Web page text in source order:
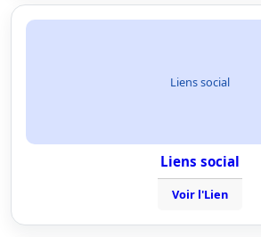
Liens social
Liens social
Voir l'Lien